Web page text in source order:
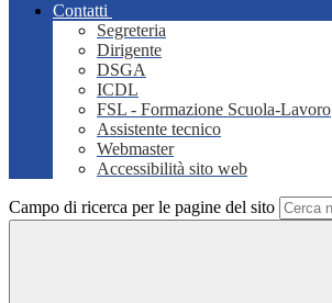
Contatti
Segreteria
Dirigente
DSGA
ICDL
FSL - Formazione Scuola-Lavoro
Assistente tecnico
Webmaster
Accessibilità sito web
Campo di ricerca per le pagine del sito